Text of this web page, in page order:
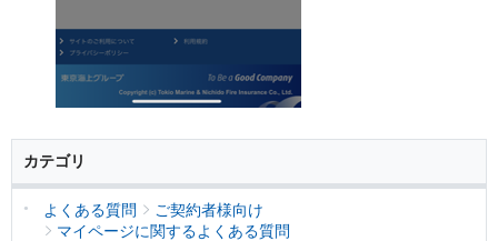
カテゴリ
よくある質問
ご契約者様向け
マイページに関するよくある質問